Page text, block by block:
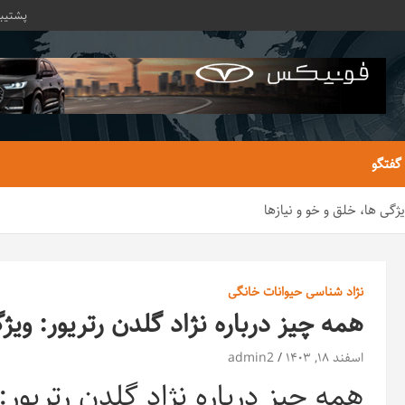
گفتگو
ها، خلق و خو و نیازها
نژاد شناسی حیوانات خانگی
همه چیز درباره نژاد گلدن رتریور:
اسفند ۱۸, ۱۴۰۳ admin2